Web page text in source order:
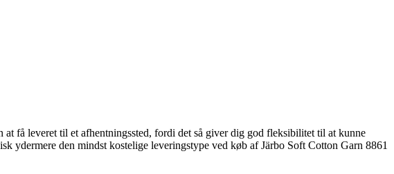
få leveret til et afhentningssted, fordi det så giver dig god fleksibilitet til at kunne
ydermere den mindst kostelige leveringstype ved køb af Järbo Soft Cotton Garn 8861